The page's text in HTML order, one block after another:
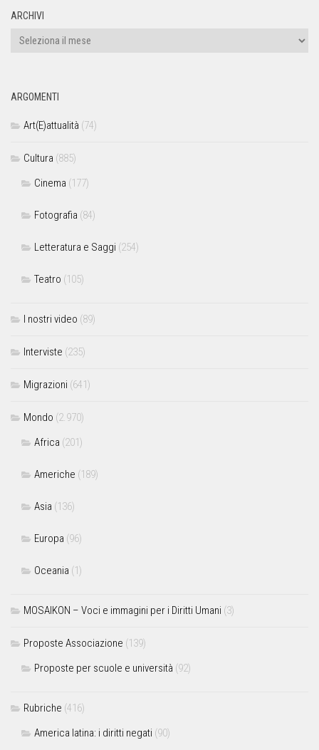
ARCHIVI
ARGOMENTI
Art(E)attualità (74)
Cultura (885)
Cinema (177)
Fotografia (84)
Letteratura e Saggi (254)
Teatro (105)
I nostri video (89)
Interviste (235)
Migrazioni (641)
Mondo (2.970)
Africa (201)
Americhe (189)
Asia (136)
Europa (96)
Oceania (1)
MOSAIKON – Voci e immagini per i Diritti Umani (3)
Proposte Associazione (139)
Proposte per scuole e università (92)
Rubriche (416)
America latina: i diritti negati (90)